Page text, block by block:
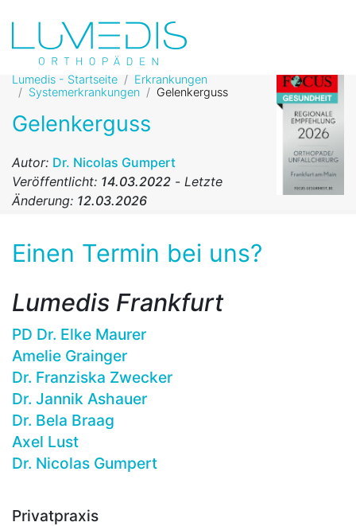
Lumedis - Startseite
Erkrankungen
Systemerkrankungen
Gelenkerguss
Gelenkerguss
Autor: Dr. Nicolas Gumpert
Veröffentlicht: 14.03.2022 - Letzte
Änderung: 12.03.2026
Einen Termin bei uns?
Lumedis Frankfurt
PD Dr. Elke Maurer
Amelie Grainger
Dr. Franziska Zwecker
Dr. Jannik Ashauer
Dr. Bela Braag
Axel Lust
Dr. Nicolas Gumpert
Privatpraxis